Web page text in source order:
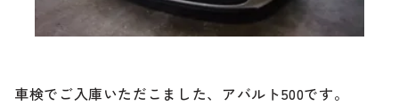
お問い合わせフォーム
Contact Form
お問い合わせフォームはこちら
車検でご入庫いただこました、アバルト500です。